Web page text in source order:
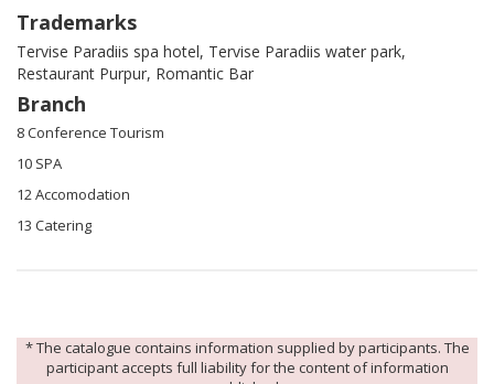
Trademarks
Tervise Paradiis spa hotel, Tervise Paradiis water park,
Restaurant Purpur, Romantic Bar
Branch
8 Conference Tourism
10 SPA
12 Accomodation
13 Catering
* The catalogue contains information supplied by participants. The
participant accepts full liability for the content of information